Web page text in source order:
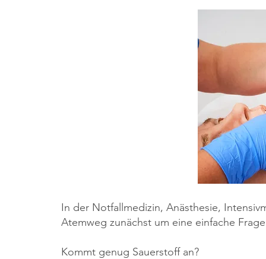
In der Notfallmedizin, Anästhesie,
Atemweg zunächst um eine einfache
Kommt genug Sauerstoff an?